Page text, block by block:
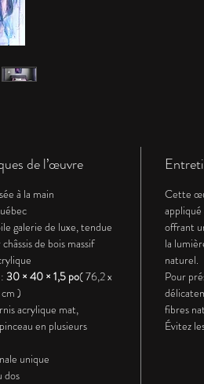
La
Les
et les
tenue,
Le
de l’œuvre
à la main
galerie de luxe, tendue
de bois massif
30 × 40 × 1,5 po( 76,2 x
)
acrylique mat,
en plusieurs
unique
dos
Cette
appliqué
offrant
la
naturel.
Pour
fibres
Évitez